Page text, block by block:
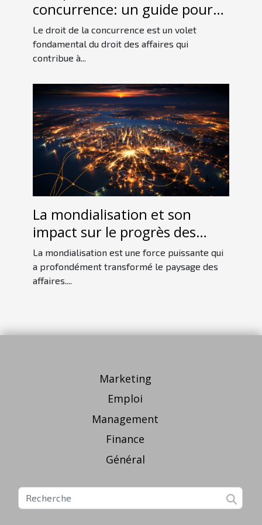
concurrence: un guide pour
les débutants
Le droit de la concurrence est un volet
fondamental du droit des affaires qui
contribue à...
La mondialisation et son
impact sur le progrès des
entreprises
La mondialisation est une force puissante qui
a profondément transformé le paysage des
affaires....
Marketing
Emploi
Management
Finance
Général